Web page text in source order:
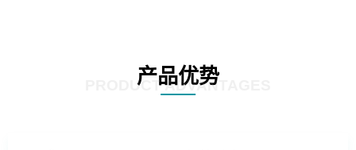
产品优势
PRODUCT ADVANTAGES